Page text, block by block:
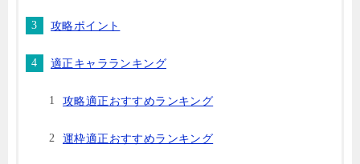
攻略ポイント
適正キャラランキング
攻略適正おすすめランキング
運枠適正おすすめランキング